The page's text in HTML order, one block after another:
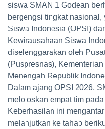
siswa SMAN 1 Godean
bergengsi tingkat
Siswa Indonesia (OPSI)
Kewirausahaan Siswa
diselenggarakan oleh
(Puspresnas),
Menengah Republik
Dalam ajang OPSI 2026,
meloloskan empat tim
Keberhasilan ini
melanjutkan ke tahap